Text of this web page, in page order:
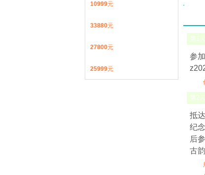
第1天
参
第2天
抵
纪
后
古
10999元
33880元
27800元
25999元